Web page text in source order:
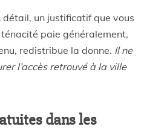
détail, un justificatif que vous
paie généralement,
redistribue la donne. Il ne
l’accès retrouvé à la ville
dans les